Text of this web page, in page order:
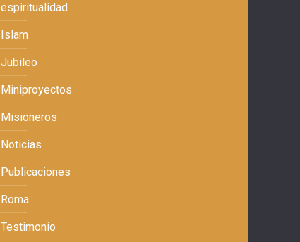
espiritualidad
Islam
Jubileo
Miniproyectos
Misioneros
Noticias
Publicaciones
Roma
Testimonio